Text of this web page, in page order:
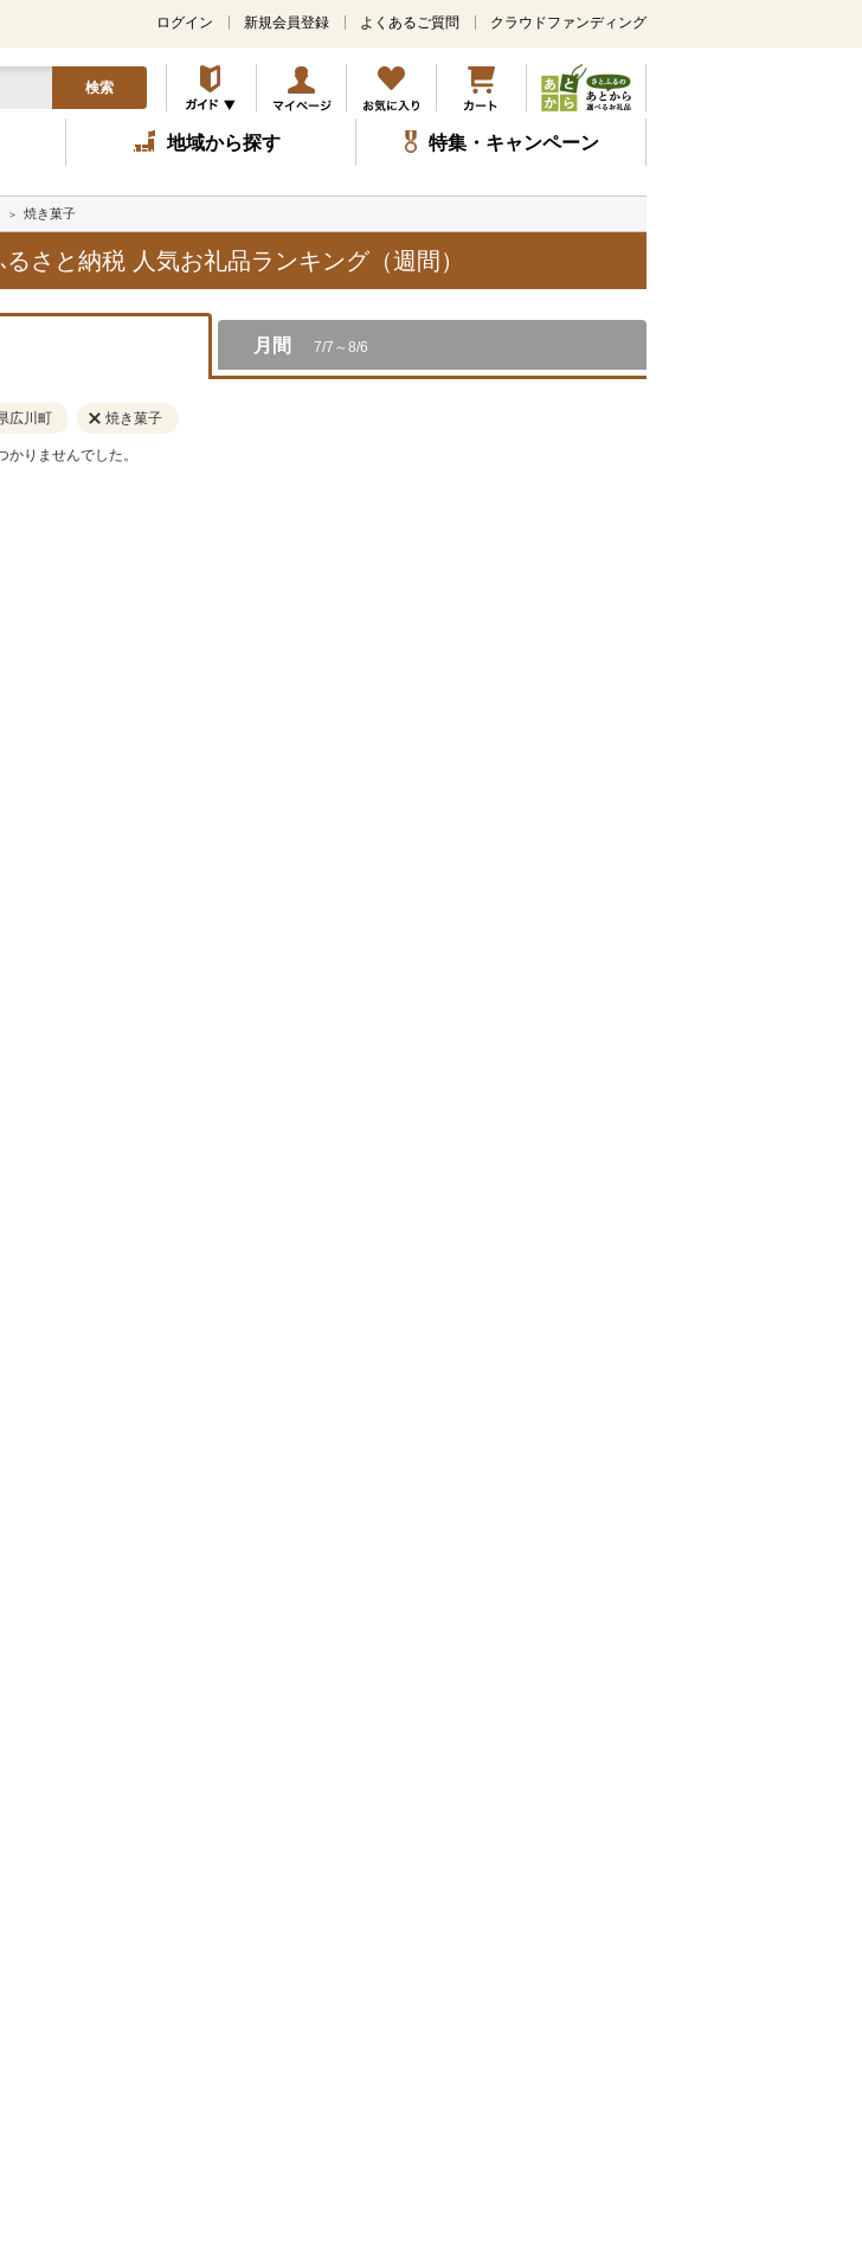
メ
ン
コ
ン
テ
ツ
キ
ッ
プ
ログイン 新規会員登録 よくあるご質問 クラウドファンディング
検索
地域から探す 特集・キャンペーン
焼き菓子
さと納税 人気お礼品ランキング（週間）
月間 7/7～8/6
広川町 焼き菓子
りませんでした。